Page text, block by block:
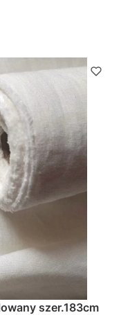
szer.183cm